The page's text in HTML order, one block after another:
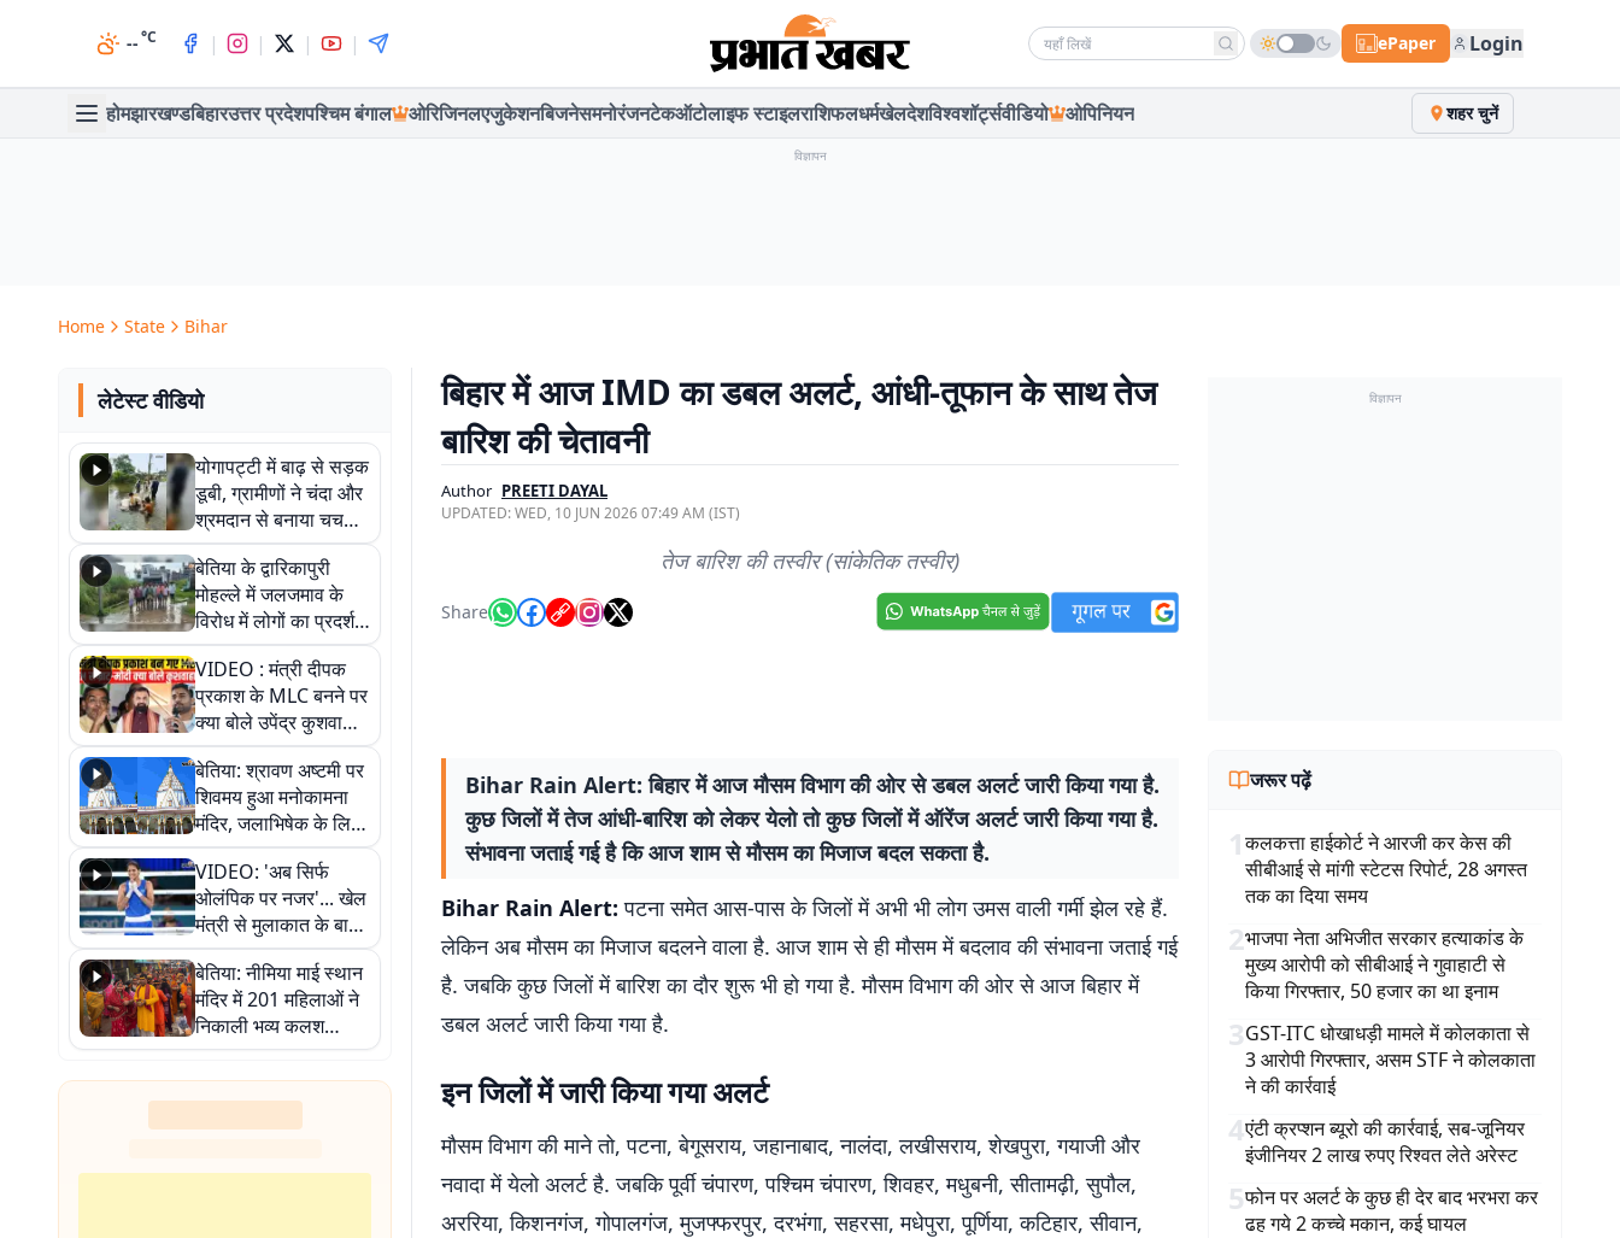
--°C | | | | Search news ePaper Login
होमझारखण्डबिहारउत्तर प्रदेशपश्चिम बंगाल ओरिजिनलएजुकेशनबिजनेसमनोरंजनटेकऑटोलाइफ स्टाइलराशिफलधर्मखेलदेशविश्वशॉर्ट्सवीडियो ओपिनियन शहर चुनें
विज्ञापन
Home State Bihar
लेटेस्ट वीडियो
योगापट्टी में बाढ़ से सड़क
डूबी, ग्रामीणों ने चंदा और
श्रमदान से बनाया चचरी
पुल
बेतिया के द्वारिकापुरी
मोहल्ले में जलजमाव के
विरोध में लोगों का प्रदर्शन,
स्थायी समाधान की मांग
VIDEO : मंत्री दीपक
प्रकाश के MLC बनने पर
क्या बोले उपेंद्र कुशवाहा,
सुनिए
बेतिया: श्रावण अष्टमी पर
शिवमय हुआ मनोकामना
मंदिर, जलाभिषेक के लिए
लगी लंबी कतारें
VIDEO: 'अब सिर्फ
ओलंपिक पर नजर'... खेल
मंत्री से मुलाकात के बाद
जैसमीन लंबोरिया का बड़ा
बयान
बेतिया: नीमिया माई स्थान
मंदिर में 201 महिलाओं ने
निकाली भव्य कलश
शोभायात्रा, शिवलिंग
प्राण-प्रतिष्ठा महोत्सव
शुरू
बिहार में आज IMD का डबल अलर्ट, आंधी-तूफान के साथ तेज
बारिश की चेतावनी
Author PREETI DAYAL
UPDATED:WED, 10 JUN 2026 07:49 AM (IST)
तेज बारिश की तस्वीर (सांकेतिक तस्वीर)
Share
Bihar Rain Alert: बिहार में आज मौसम विभाग की ओर से डबल अलर्ट जारी किया गया है.
कुछ जिलों में तेज आंधी-बारिश को लेकर येलो तो कुछ जिलों में ऑरेंज अलर्ट जारी किया गया है.
संभावना जताई गई है कि आज शाम से मौसम का मिजाज बदल सकता है.
Bihar Rain Alert: पटना समेत आस-पास के जिलों में अभी भी लोग उमस वाली गर्मी झेल रहे हैं.
लेकिन अब मौसम का मिजाज बदलने वाला है. आज शाम से ही मौसम में बदलाव की संभावना जताई गई
है. जबकि कुछ जिलों में बारिश का दौर शुरू भी हो गया है. मौसम विभाग की ओर से आज बिहार में
डबल अलर्ट जारी किया गया है.
इन जिलों में जारी किया गया अलर्ट
मौसम विभाग की माने तो, पटना, बेगूसराय, जहानाबाद, नालंदा, लखीसराय, शेखपुरा, गयाजी और
नवादा में येलो अलर्ट है. जबकि पूर्वी चंपारण, पश्चिम चंपारण, शिवहर, मधुबनी, सीतामढ़ी, सुपौल,
अररिया, किशनगंज, गोपालगंज, मुजफ्फरपुर, दरभंगा, सहरसा, मधेपुरा, पूर्णिया, कटिहार, सीवान,
विज्ञापन
जरूर पढ़ें
1कलकत्ता हाईकोर्ट ने आरजी कर केस की
सीबीआई से मांगी स्टेटस रिपोर्ट, 28 अगस्त
तक का दिया समय
2भाजपा नेता अभिजीत सरकार हत्याकांड के
मुख्य आरोपी को सीबीआई ने गुवाहाटी से
किया गिरफ्तार, 50 हजार का था इनाम
3GST-ITC धोखाधड़ी मामले में कोलकाता से
3 आरोपी गिरफ्तार, असम STF ने कोलकाता
ने की कार्रवाई
4एंटी क्रप्शन ब्यूरो की कार्रवाई, सब-जूनियर
इंजीनियर 2 लाख रुपए रिश्वत लेते अरेस्ट
5फोन पर अलर्ट के कुछ ही देर बाद भरभरा कर
ढह गये 2 कच्चे मकान, कई घायल